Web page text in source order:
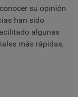
su opinión
han sido
algunas
más rápidas,